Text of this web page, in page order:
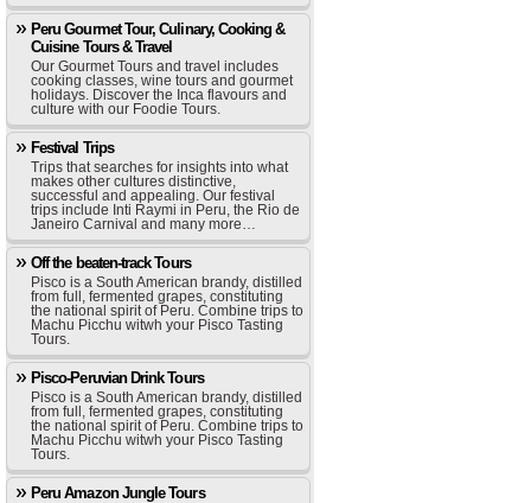
Peru Gourmet Tour, Culinary, Cooking &
Cuisine Tours & Travel
Our Gourmet Tours and travel includes
cooking classes, wine tours and gourmet
holidays. Discover the Inca flavours and
culture with our Foodie Tours.
Festival Trips
Trips that searches for insights into what
makes other cultures distinctive,
successful and appealing. Our festival
trips include Inti Raymi in Peru, the Rio de
Janeiro Carnival and many more…
Off the beaten-track Tours
Pisco is a South American brandy, distilled
from full, fermented grapes, constituting
the national spirit of Peru. Combine trips to
Machu Picchu witwh your Pisco Tasting
Tours.
Pisco-Peruvian Drink Tours
Pisco is a South American brandy, distilled
from full, fermented grapes, constituting
the national spirit of Peru. Combine trips to
Machu Picchu witwh your Pisco Tasting
Tours.
Peru Amazon Jungle Tours